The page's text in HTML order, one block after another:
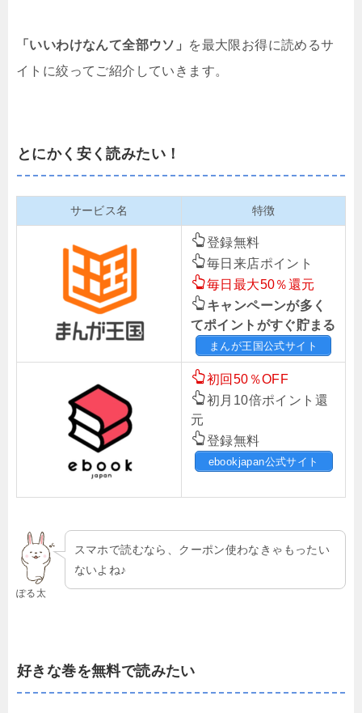
「いいわけなんて全部ウソ」
を最大限お得に読めるサ
イトに絞ってご紹介していきます。
とにかく安く読みたい！
サービス名 特徴
登録無料
毎日来店ポイント
毎日最大50％還元
キャンペーンが多く
てポイントがすぐ貯まる
まんが王国公式サイト
初回50％OFF
初月10倍ポイント還
元
登録無料
ebookjapan公式サイト
ぽる太
スマホで読むなら、クーポン使わなきゃもったい
ないよね♪
好きな巻を無料で読みたい